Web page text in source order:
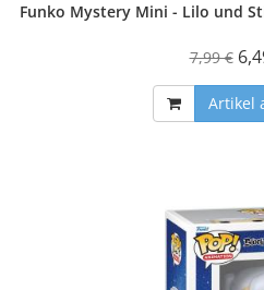
Funko Mystery Mini - Lilo und
7,99 €
Artikel